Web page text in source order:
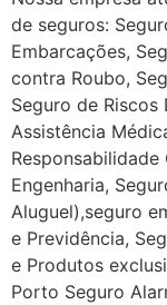
de seguros:
Embarcações,
contra Roubo,
Seguro de Riscos
Assistência
Engenharia,
Aluguel),seguro
e Previdência,
e Produtos
Porto Seguro